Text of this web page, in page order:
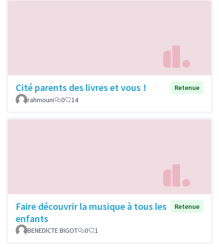
Cité parents des livres et vous !
Retenue
rahmouni
0 14
Faire découvrir la musique à tous les
enfants
Retenue
BENEDICTE BIGOT 0 1